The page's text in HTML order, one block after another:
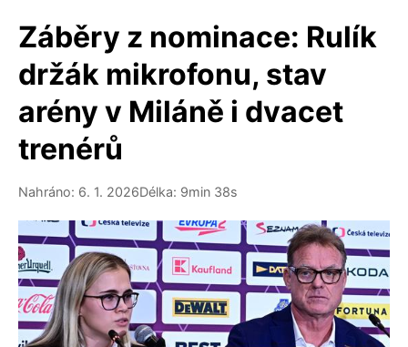
Záběry z nominace: Rulík
držák mikrofonu, stav
arény v Miláně i dvacet
trenérů
Nahráno: 6. 1. 2026Délka: 9min 38s